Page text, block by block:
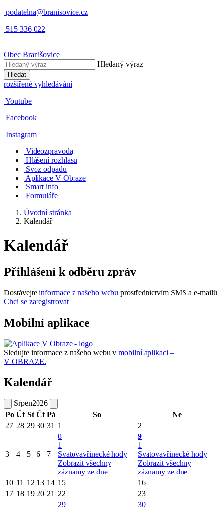
podatelna@branisovice.cz
515 336 022
Obec Branišovice
Hledaný výraz
Hledat
rozšířené vyhledávání
Youtube
Facebook
Instagram
Videozpravodaj
Hlášení rozhlasu
Svoz odpadu
Aplikace V Obraze
Smart info
Formuláře
Úvodní stránka
Kalendář
Kalendář
Přihlášení k odběru zpráv
Dostávejte informace z našeho webu prostřednictvím SMS a e-mailů
Chci se zaregistrovat
Mobilní aplikace
Sledujte informace z našeho webu v mobilní aplikaci –
V OBRAZE.
Kalendář
Srpen2026
Po Út St Čt Pá So
Ne
27 28 29 30 31 1 2
3 4 5 6 7
8
1
Svatovavřinecké hody
Zobrazit všechny
záznamy ze dne
9
1
Svatovavřinecké hody
Zobrazit všechny
záznamy ze dne
10 11 12 13 14 15
16
17 18 19 20 21 22
23
29
30